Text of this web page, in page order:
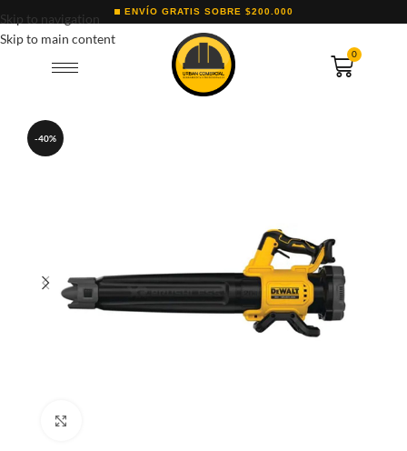
Skip to navigation
Skip to main content
ENVÍO GRATIS SOBRE $200.000
0
-40%